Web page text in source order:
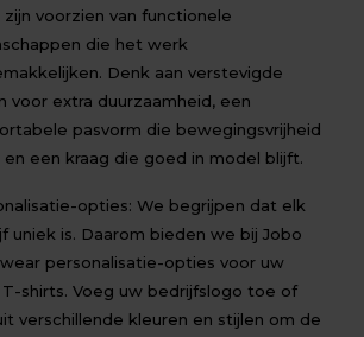
zijn voorzien van functionele
die het werk
Denk aan verstevigde
voor extra duurzaamheid, een
pasvorm die bewegingsvrijheid
een kraag die goed in model blijft.
opties: We begrijpen dat elk
uniek is. Daarom bieden we bij Jobo
personalisatie-opties voor uw
shirts. Voeg uw bedrijfslogo toe of
verschillende kleuren en stijlen om de